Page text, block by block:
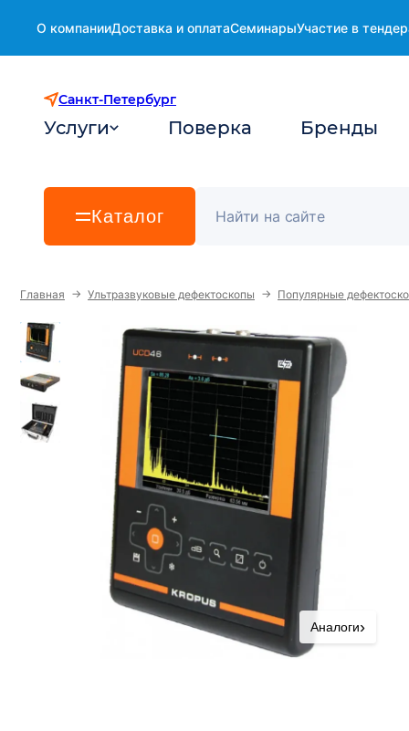
О компанииДоставка и оплатаСеминарыУчастие в
Санкт-Петербург
Услуги Поверка Бренды
Каталог
Главная → Ультразвуковые дефектоскопы → Популярные
Аналоги›